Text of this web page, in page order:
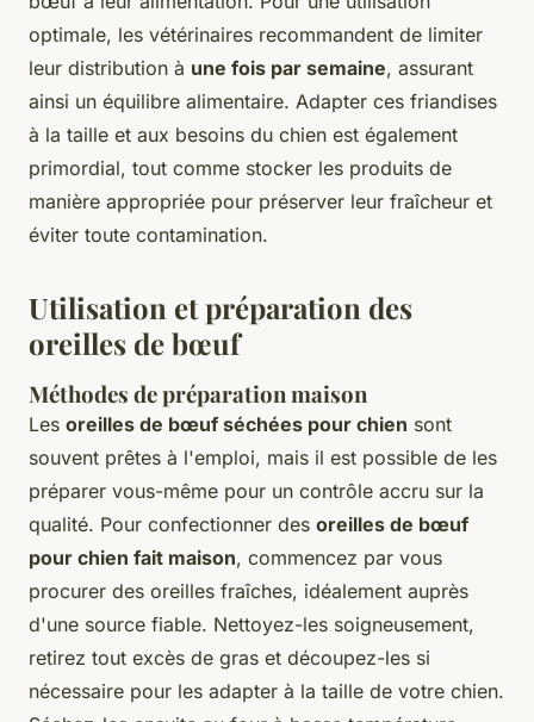
optimale, les vétérinaires recommandent de limiter
leur distribution à une fois par semaine, assurant
ainsi un équilibre alimentaire. Adapter ces friandises
à la taille et aux besoins du chien est également
primordial, tout comme stocker les produits de
manière appropriée pour préserver leur fraîcheur et
éviter toute contamination.
Utilisation et préparation des
oreilles de bœuf
Méthodes de préparation maison
Les oreilles de bœuf séchées pour chien sont
souvent prêtes à l'emploi, mais il est possible de les
préparer vous-même pour un contrôle accru sur la
qualité. Pour confectionner des oreilles de bœuf
pour chien fait maison, commencez par vous
procurer des oreilles fraîches, idéalement auprès
d'une source fiable. Nettoyez-les soigneusement,
retirez tout excès de gras et découpez-les si
nécessaire pour les adapter à la taille de votre chien.